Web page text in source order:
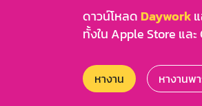
ดาวน์โหลด Daywork
ทั้งใน Apple Store แล
หางาน หางานพ